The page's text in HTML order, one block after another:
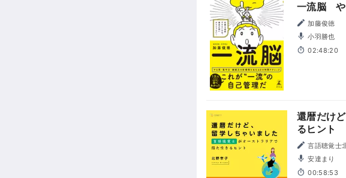
一流脳 や
加藤俊徳
小羽勝也
02:48:20
還暦だけ
るヒント
言語聴覚士
安達まり
00:58:53